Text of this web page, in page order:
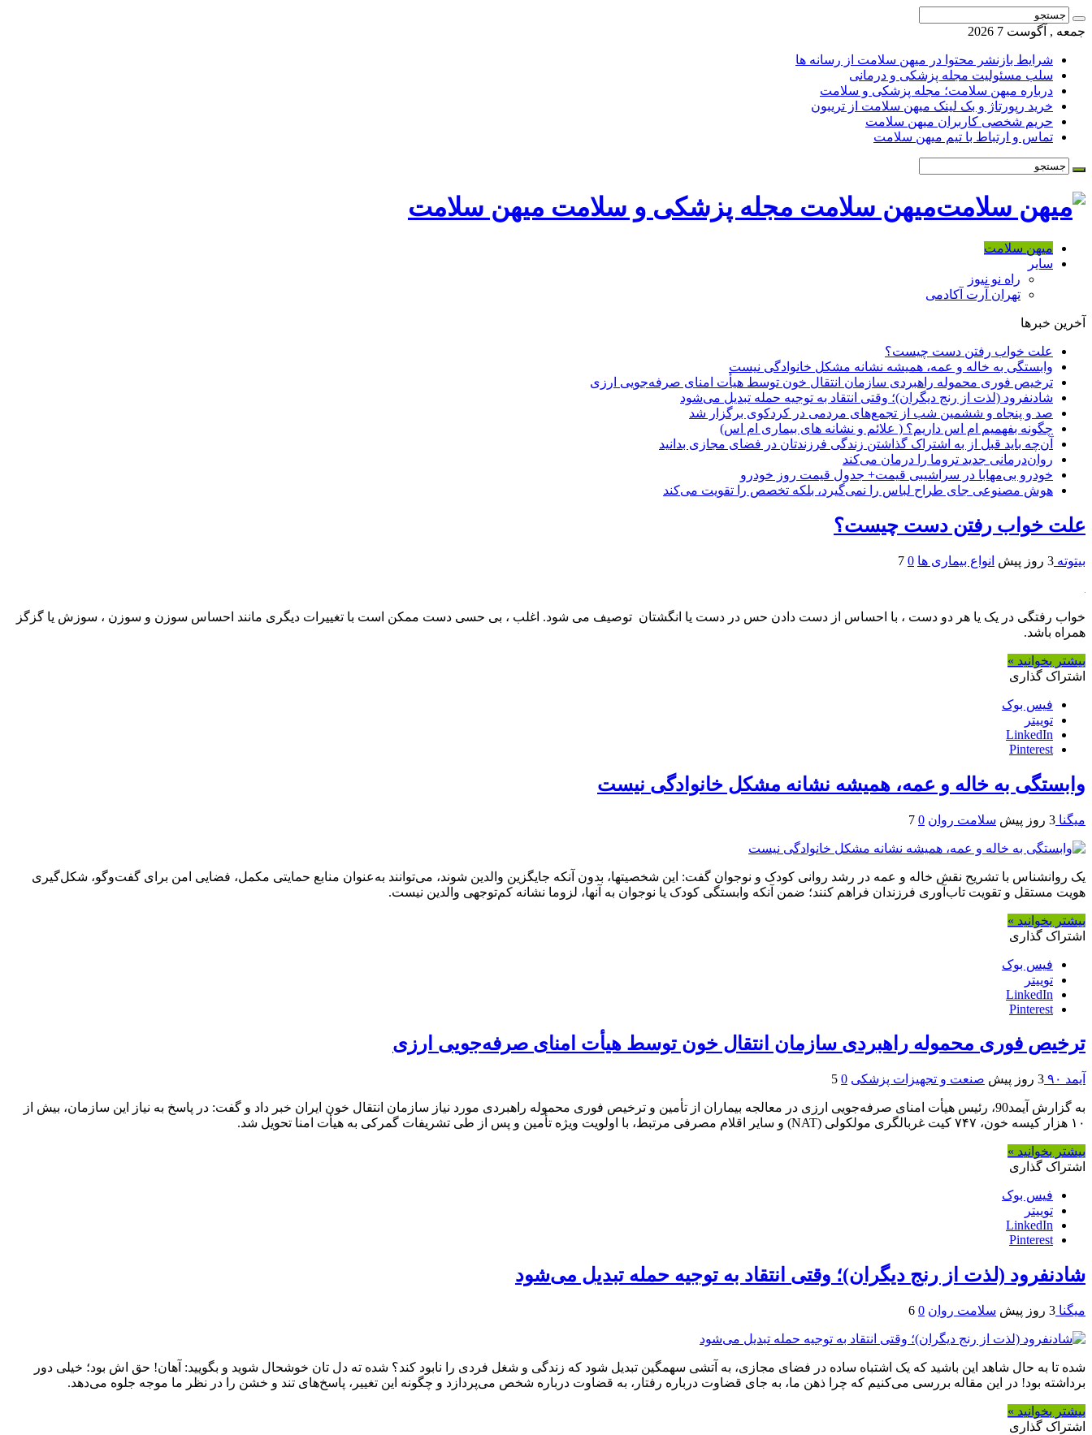
جمعه , آگوست 7 2026
شرایط بازنشر محتوا در میهن سلامت از رسانه ها
سلب مسئولیت مجله پزشکی و درمانی
درباره میهن سلامت؛ مجله پزشکی و سلامت
خرید رپورتاژ و بک لینک میهن سلامت از تریبون
حریم شخصی کاربران میهن سلامت
تماس و ارتباط با تیم میهن سلامت
میهن سلامت مجله پزشکی و سلامت میهن سلامت
میهن سلامت
سایر
راه نو نیوز
تهران آرت آکادمی
آخرین خبرها
علت خواب رفتن دست چیست؟
وابستگی به خاله و عمه، همیشه نشانه مشکل خانوادگی نیست
ترخیص فوری محموله راهبردی سازمان انتقال خون توسط هیأت امنای صرفه‌جویی ارزی
شادنفرود (لذت از رنج دیگران)؛ وقتی انتقاد به توجیه حمله تبدیل می‌شود
صد و پنجاه‌ و ششمین شب از تجمع‌های مردمی در کردکوی برگزار شد
چگونه بفهمیم ام اس داریم؟ ( علائم و نشانه های بیماری ام اس)
آن‌چه باید قبل از به اشتراک گذاشتن زندگی فرزندتان در فضای مجازی بدانید
روان‌درمانی جدید تروما را درمان می‌کند
خودرو بی‌مهابا در سراشیبی قیمت+ جدول قیمت روز خودرو
هوش مصنوعی جای طراح لباس را نمی‌گیرد، بلکه تخصص را تقویت می‌کند
علت خواب رفتن دست چیست؟
بیتوته 3 روز پیش انواع بیماری ها 0
7
خواب رفتگی در یک یا هر دو دست ، با احساس از دست دادن حس در دست یا انگشتان توصیف می شود. اغلب ، بی حسی دست ممکن است با تغییرات دیگری مانند احساس سوزن و سوزن ، سوزش یا گزگز
همراه باشد.
بیشتر بخوانید »
اشتراک گذاری
فیس بوک
توییتر
LinkedIn
Pinterest
وابستگی به خاله و عمه، همیشه نشانه مشکل خانوادگی نیست
میگنا 3 روز پیش سلامت روان 0
7
یک روانشناس با تشریح نقش خاله و عمه در رشد روانی کودک و نوجوان گفت: این شخصیتها، بدون آنکه جایگزین والدین شوند، می‌توانند به‌عنوان منابع حمایتی مکمل، فضایی امن برای گفت‌وگو، شکل‌گیری
هویت مستقل و تقویت تاب‌آوری فرزندان فراهم کنند؛ ضمن آنکه وابستگی کودک یا نوجوان به آنها، لزوما نشانه کم‌توجهی والدین نیست.
بیشتر بخوانید »
اشتراک گذاری
فیس بوک
توییتر
LinkedIn
Pinterest
ترخیص فوری محموله راهبردی سازمان انتقال خون توسط هیأت امنای صرفه‌جویی ارزی
آیمد ۹۰ 3 روز پیش صنعت و تجهیزات پزشکی 0
5
به گزارش آیمد90، رئیس هیأت امنای صرفه‌جویی ارزی در معالجه بیماران از تأمین و ترخیص فوری محموله راهبردی مورد نیاز سازمان انتقال خون ایران خبر داد و گفت: در پاسخ به نیاز این سازمان، بیش از
۱۰ هزار کیسه خون، ۷۴۷ کیت غربالگری مولکولی (NAT) و سایر اقلام مصرفی مرتبط، با اولویت ویژه تأمین و پس از طی تشریفات گمرکی به هیأت امنا تحویل شد.
بیشتر بخوانید »
اشتراک گذاری
فیس بوک
توییتر
LinkedIn
Pinterest
شادنفرود (لذت از رنج دیگران)؛ وقتی انتقاد به توجیه حمله تبدیل می‌شود
میگنا 3 روز پیش سلامت روان 0
6
شده تا به حال شاهد این باشید که یک اشتباه ساده در فضای مجازی، به آتشی سهمگین تبدیل شود که زندگی و شغل فردی را نابود کند؟ شده ته دل تان خوشحال شوید و بگویید: آهان! حق اش بود؛ خیلی دور
برداشته بود! در این مقاله بررسی می‌کنیم که چرا ذهن ما، به جای قضاوت درباره رفتار، به قضاوت درباره شخص می‌پردازد و چگونه این تغییر، پاسخ‌های تند و خشن را در نظر ما موجه جلوه می‌دهد.
بیشتر بخوانید »
اشتراک گذاری